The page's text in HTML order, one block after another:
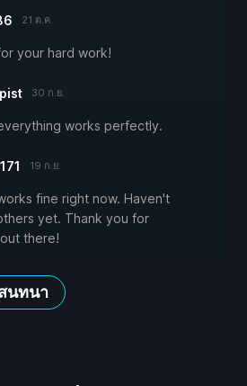
21 ต.ค.
your hard work!
30 ก.ย.
works perfectly.
19 ก.ย.
fine right now. Haven't
yet. Thank you for
there!
นทนา